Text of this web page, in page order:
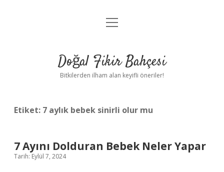
Anasayfa
Yasal Uyarı
menüyü
Doğal Fikir Bahçesi
Bitkilerden ilham alan keyifli öneriler!
Etiket: 7 aylık bebek sinirli olur mu
7 Ayını Dolduran Bebek Neler Yapar
Tarih: Eylül 7, 2024